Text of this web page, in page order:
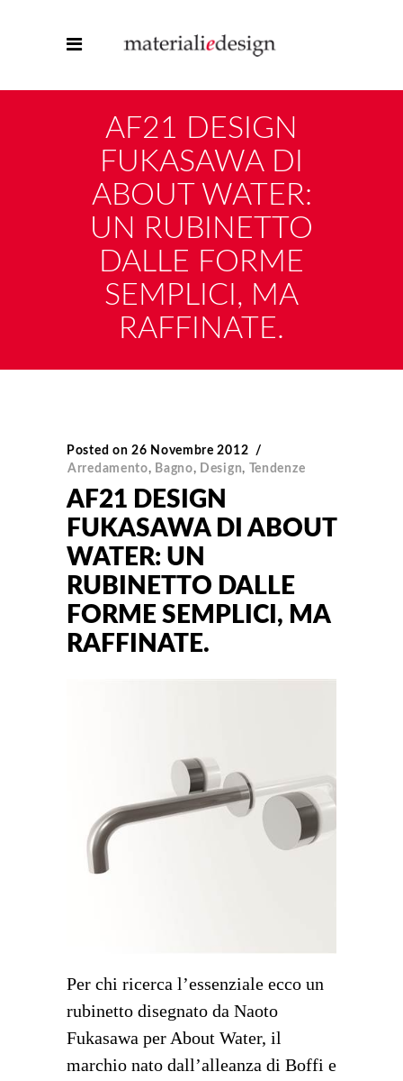
AF21 DESIGN
FUKASAWA DI
ABOUT WATER:
UN RUBINETTO
DALLE FORME
SEMPLICI, MA
RAFFINATE.
Posted on 26 Novembre 2012
Arredamento, Bagno, Design, Tendenze
AF21 DESIGN
FUKASAWA DI ABOUT
WATER: UN
RUBINETTO DALLE
FORME SEMPLICI, MA
RAFFINATE.
Per chi ricerca l’essenziale ecco un
rubinetto disegnato da Naoto
Fukasawa per About Water, il
marchio nato dall’alleanza di Boffi e